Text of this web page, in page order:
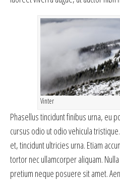
Vinter
Phasellus tincidunt finibus urna, eu
cursus odio ut odio vehicula
et, tincidunt ultricies urna. Etiam
tortor nec ullamcorper aliquam.
pretium neque posuere sit amet.